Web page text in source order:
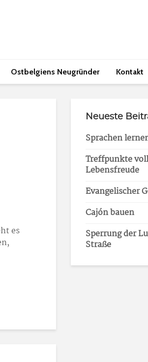
Ostbelgiens Neugründer Kontakt
es
Neueste
Sprachen
Treffpunkte
Lebensfreude
Evangelischer
Cajón bauen
Sperrung der
Straße